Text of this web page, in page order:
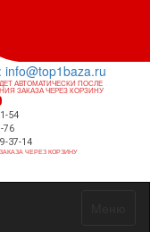
info@top1baza.ru
АВТОМАТИЧЕСКИ ПОСЛЕ
ЗАКАЗА ЧЕРЕЗ КОРЗИНУ
54
76
37-14
ЧЕРЕЗ КОРЗИНУ